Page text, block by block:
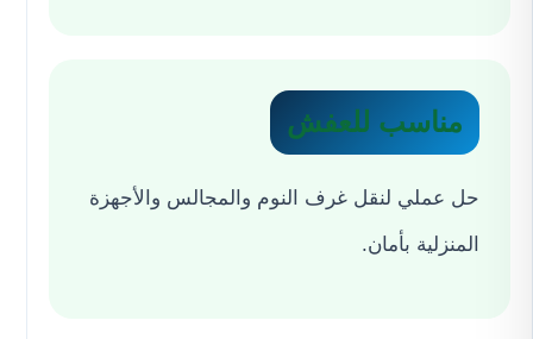
مناسب للعفش
حل عملي لنقل غرف النوم والمجالس والأجهزة
المنزلية بأمان.